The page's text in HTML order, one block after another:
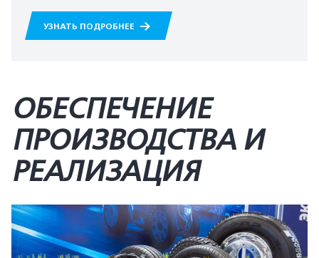
УЗНАТЬ ПОДРОБНЕЕ
ОБЕСПЕЧЕНИЕ
ПРОИЗВОДСТВА И
РЕАЛИЗАЦИЯ